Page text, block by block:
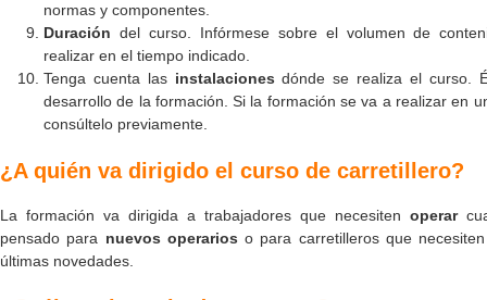
normas y componentes.
Duración del curso. Infórmese sobre el volumen de
realizar en el tiempo indicado.
Tenga cuenta las instalacionesdónde se realiza el curso.
desarrollo de la formación. Si la formación se va a realizar en
consúltelo previamente.
¿A quién va dirigido el curso de carretillero?
La formación va dirigida a trabajadores que necesiten operar
pensado para nuevos operarios o para carretilleros que
últimas novedades.